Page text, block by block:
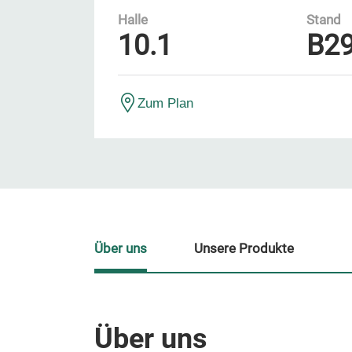
Halle
10.1
Stand
Zum Plan
Über uns
Über uns Unsere Produkte